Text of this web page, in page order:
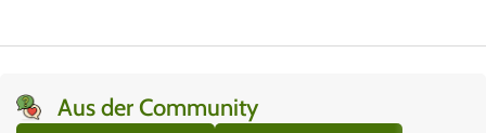
Aus der Community